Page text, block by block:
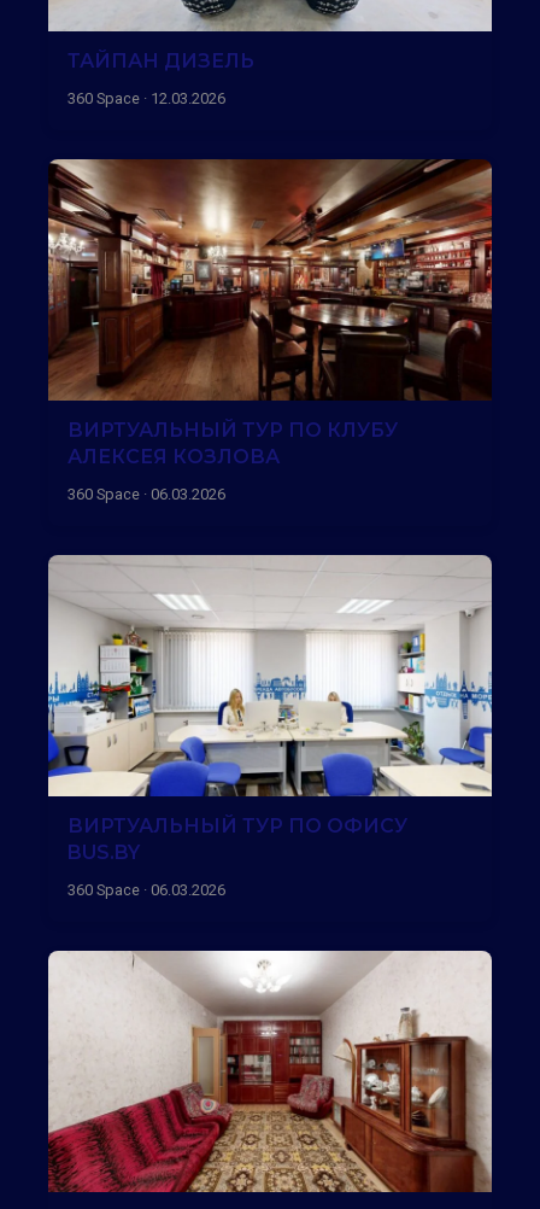
ТАЙПАН ДИЗЕЛЬ
360 Space · 12.03.2026
ВИРТУАЛЬНЫЙ ТУР ПО КЛУБУ
АЛЕКСЕЯ КОЗЛОВА
360 Space · 06.03.2026
ВИРТУАЛЬНЫЙ ТУР ПО ОФИСУ
BUS.BY
360 Space · 06.03.2026